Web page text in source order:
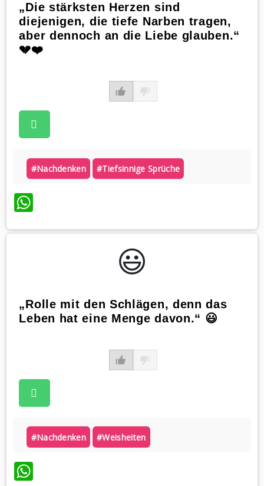
„Die stärksten Herzen sind
diejenigen, die tiefe Narben tragen,
aber dennoch an die Liebe glauben.“
💔❤️
#nachdenken #tiefsinnige Sprüche
WhatsApp
😃️
„Rolle mit den Schlägen, denn das
Leben hat eine Menge davon.“ 😃
#nachdenken #weisheiten
WhatsApp